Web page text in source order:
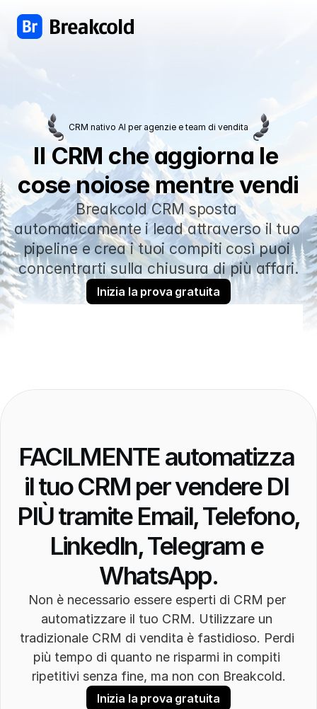
CRM nativo AI per agenzie e team di vendita
Il CRM che aggiorna le
cose noiose mentre vendi
Breakcold CRM sposta
automaticamente i lead attraverso il tuo
pipeline e crea i tuoi compiti così puoi
concentrarti sulla chiusura di più affari.
Inizia la prova gratuita
FACILMENTE automatizza
il tuo CRM per vendere DI
PIÙ tramite Email, Telefono,
LinkedIn, Telegram e
WhatsApp.
Non è necessario essere esperti di CRM per
automatizzare il tuo CRM. Utilizzare un
tradizionale CRM di vendita è fastidioso. Perdi
più tempo di quanto ne risparmi in compiti
ripetitivi senza fine, ma non con Breakcold.
Inizia la prova gratuita